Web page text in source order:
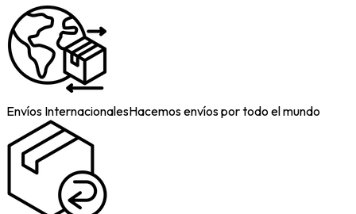
Envíos InternacionalesHacemos envíos por todo el mundo